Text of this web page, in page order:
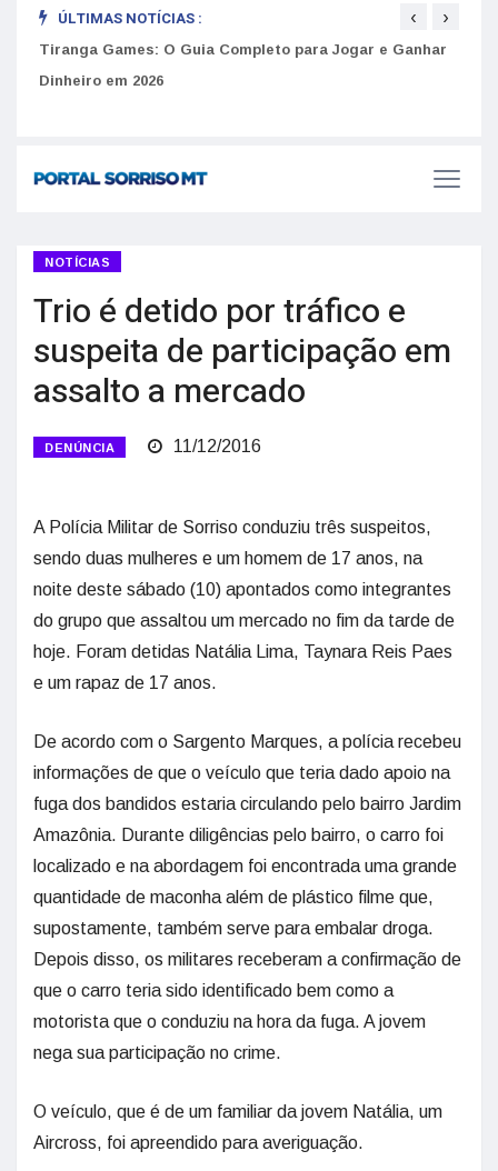
ÚLTIMAS NOTÍCIAS :
Tiranga Games: O Guia Completo para Jogar e Ganhar
Dinheiro em 2026
‹ ›
NOTÍCIAS
Trio é detido por tráfico e
suspeita de participação em
assalto a mercado
DENÚNCIA 11/12/2016
A Polícia Militar de Sorriso conduziu três suspeitos,
sendo duas mulheres e um homem de 17 anos, na
noite deste sábado (10) apontados como integrantes
do grupo que assaltou um mercado no fim da tarde de
hoje. Foram detidas Natália Lima, Taynara Reis Paes
e um rapaz de 17 anos.
De acordo com o Sargento Marques, a polícia recebeu
informações de que o veículo que teria dado apoio na
fuga dos bandidos estaria circulando pelo bairro Jardim
Amazônia. Durante diligências pelo bairro, o carro foi
localizado e na abordagem foi encontrada uma grande
quantidade de maconha além de plástico filme que,
supostamente, também serve para embalar droga.
Depois disso, os militares receberam a confirmação de
que o carro teria sido identificado bem como a
motorista que o conduziu na hora da fuga. A jovem
nega sua participação no crime.
O veículo, que é de um familiar da jovem Natália, um
Aircross, foi apreendido para averiguação.